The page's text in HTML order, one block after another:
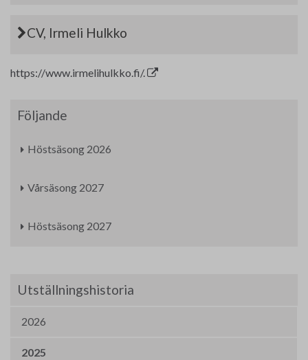
CV, Irmeli Hulkko
https://www.irmelihulkko.fi/.
Följande
Höstsäsong 2026
Vårsäsong 2027
Höstsäsong 2027
Utställningshistoria
2026
2025